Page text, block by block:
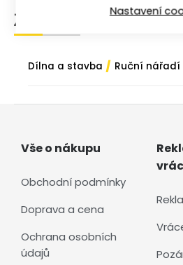
Zařazení zboží
Dílna a stavba / Ruční nářadí
Vše o nákupu
Obchodní podmínky
Doprava a cena
Ochrana osobních
údajů
Nastavení